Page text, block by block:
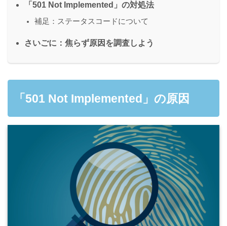
「501 Not Implemented」の対処法
補足：ステータスコードについて
さいごに：焦らず原因を調査しよう
「501 Not Implemented」の原因